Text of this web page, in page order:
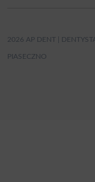
2026 AP DENT |
PIASECZNO